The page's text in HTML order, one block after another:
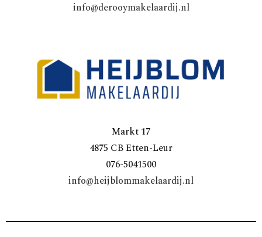
info@derooymakelaardij.nl
Markt 17
4875 CB Etten-Leur
076-5041500
info@heijblommakelaardij.nl